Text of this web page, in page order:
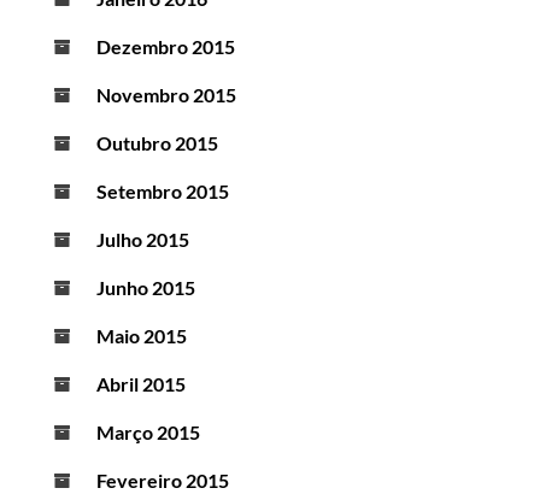
Dezembro 2015
Novembro 2015
Outubro 2015
Setembro 2015
Julho 2015
Junho 2015
Maio 2015
Abril 2015
Março 2015
Fevereiro 2015